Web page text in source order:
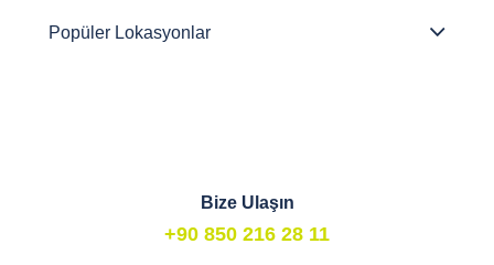
Popüler Lokasyonlar
Bize Ulaşın
+90 850 216 28 11